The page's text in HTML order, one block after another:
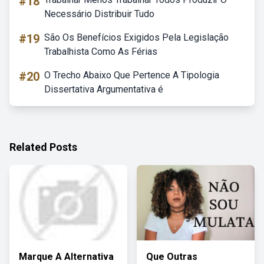
Necessário Distribuir Tudo
#19 São Os Benefícios Exigidos Pela Legislação
Trabalhista Como As Férias
#20 O Trecho Abaixo Que Pertence A Tipologia
Dissertativa Argumentativa é
Related Posts
Marque A Alternativa
Que Outras